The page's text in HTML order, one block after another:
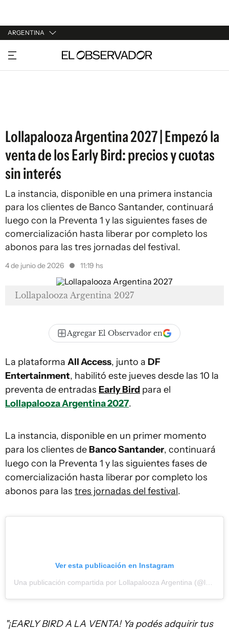
ARGENTINA
URUGUAY
ARGENTINA
Lollapalooza Argentina 2027 | Empezó la
venta de los Early Bird: precios y cuotas
sin interés
La instancia, disponible en una primera instancia
para los clientes de Banco Santander, continuará
luego con la Preventa 1 y las siguientes fases de
comercialización hasta liberar por completo los
abonos para las tres jornadas del festival.
4 de junio de 2026 11:19 hs
Lollapalooza Argentina 2027
Agregar El Observador en
La plataforma All Access, junto a DF
Entertainment, habilitó este jueves desde las 10 la
preventa de entradas Early Bird para el
Lollapalooza Argentina 2027.
La instancia, disponible en un primer momento
para los clientes de Banco Santander, continuará
luego con la Preventa 1 y las siguientes fases de
comercialización hasta liberar por completo los
abonos para las tres jornadas del festival.
Ver esta publicación en Instagram
"¡EARLY BIRD A LA VENTA! Ya podés adquirir tus